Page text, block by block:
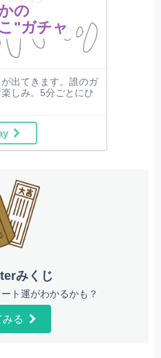
の
"ガチャ
出てきます。誰のガ
しみ。5分ごとにひ
みくじ
ト運がわかるかも？
みる